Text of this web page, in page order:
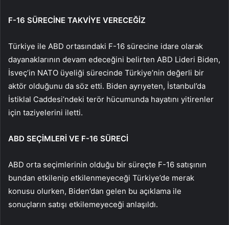
F-16 SÜRECİNE TAKVİYE VERECEĞİZ
Türkiye ile ABD ortasındaki F-16 sürecine idare olarak
dayanaklarının devam edeceğini belirten ABD Lideri Biden,
İsveç’in NATO üyeliği sürecinde Türkiye’nin değerli bir
aktör olduğunu da söz etti. Biden ayrıyeten, İstanbul’da
İstiklal Caddesi’ndeki terör hücumunda hayatını yitirenler
için taziyelerini iletti.
ABD SEÇİMLERİ VE F-16 SÜRECİ
ABD orta seçimlerinin olduğu bir süreçte F-16 satışının
bundan etkilenip etkilenmeyeceği Türkiye’de merak
konusu olurken, Biden’dan gelen bu açıklama ile
sonuçların satışı etkilemeyeceği anlaşıldı.